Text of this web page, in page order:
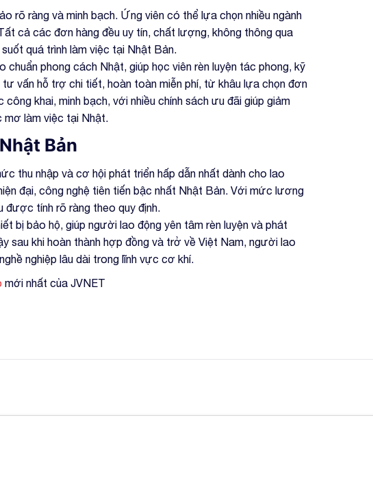
rõ ràng và minh bạch. Ứng viên có thể lựa chọn nhiều ngành
cả các đơn hàng đều uy tín, chất lượng, không thông qua
quá trình làm việc tại Nhật Bản.
phong cách Nhật, giúp học viên rèn luyện tác phong, kỹ
vấn hỗ trợ chi tiết, hoàn toàn miễn phí, từ khâu lựa chọn đơn
khai, minh bạch, với nhiều chính sách ưu đãi giúp giảm
mơ làm việc tại Nhật.
Bản
thu nhập và cơ hội phát triển hấp dẫn nhất dành cho lao
đại, công nghệ tiên tiến bậc nhất Nhật Bản. Với mức lương
được tính rõ ràng theo quy định.
bị bảo hộ, giúp người lao động yên tâm rèn luyện và phát
sau khi hoàn thành hợp đồng và trở về Việt Nam, người lao
nghiệp lâu dài trong lĩnh vực cơ khí.
mới nhất của JVNET